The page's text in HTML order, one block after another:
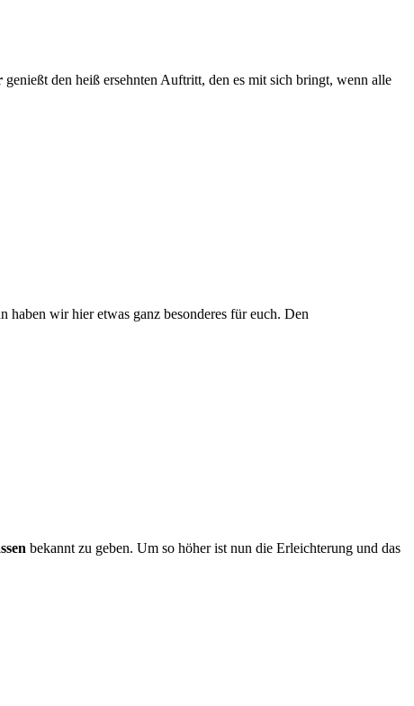
genießt den heiß ersehnten Auftritt, den es mit sich bringt, wenn alle
wir hier etwas ganz besonderes für euch. Den
bekannt zu geben. Um so höher ist nun die Erleichterung und das